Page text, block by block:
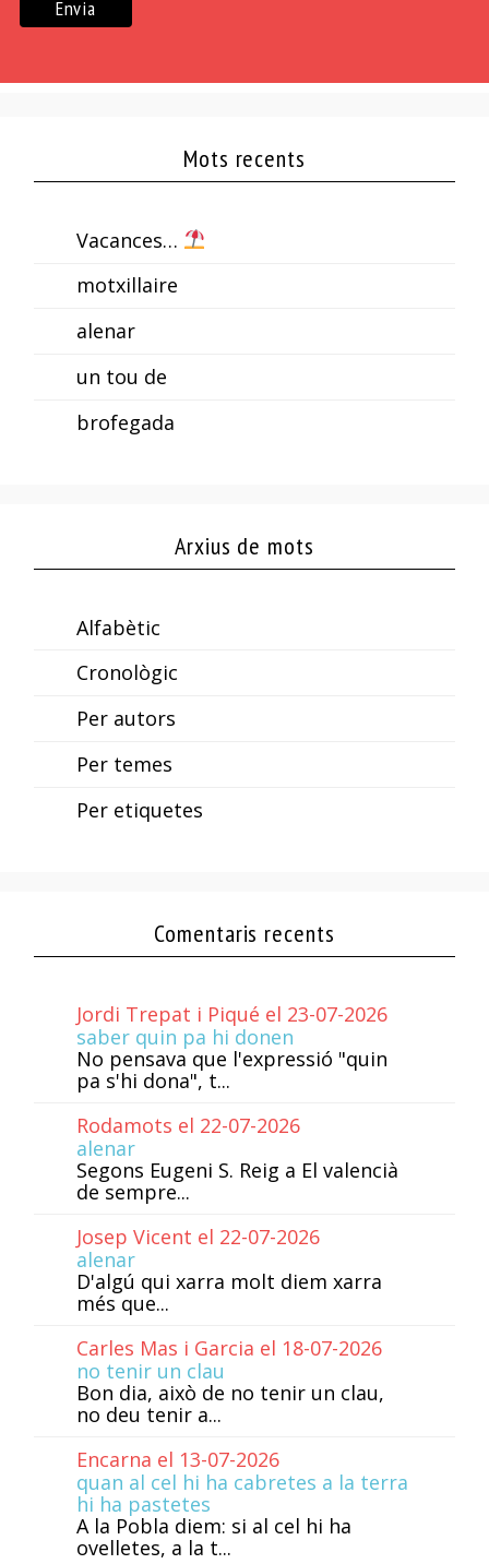
Mots recents
Vacances…
motxillaire
alenar
un tou de
brofegada
Arxius de mots
Alfabètic
Cronològic
Per autors
Per temes
Per etiquetes
Comentaris recents
Jordi Trepat i Piqué el 23-07-2026
saber quin pa hi donen
No pensava que l'expressió "quin
pa s'hi dona", t...
Rodamots el 22-07-2026
alenar
Segons Eugeni S. Reig a El valencià
de sempre...
Josep Vicent el 22-07-2026
alenar
D'algú qui xarra molt diem xarra
més que...
Carles Mas i Garcia el 18-07-2026
no tenir un clau
Bon dia, això de no tenir un clau,
no deu tenir a...
Encarna el 13-07-2026
quan al cel hi ha cabretes a la terra
hi ha pastetes
A la Pobla diem: si al cel hi ha
ovelletes, a la t...